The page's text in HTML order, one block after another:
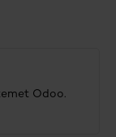
Odoo.